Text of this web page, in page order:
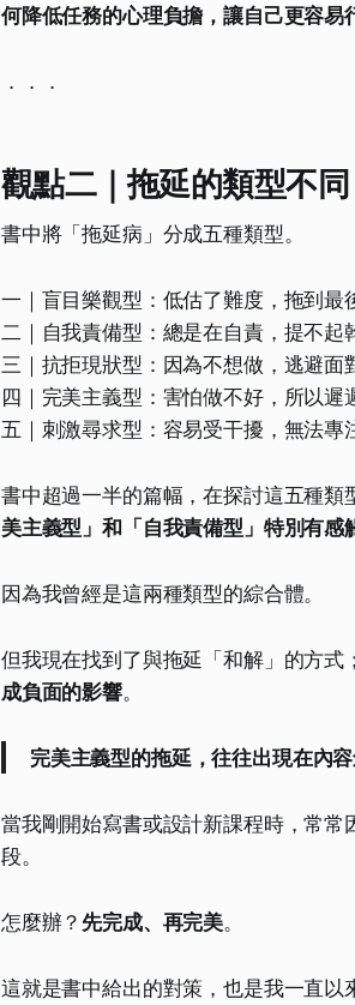
何降低任務的心理負擔，讓自己更容易
．．．
觀點二｜拖延的類型不
書中將「拖延病」分成五種類型。
一｜盲目樂觀型：低估了難度，拖到最
二｜自我責備型：總是在自責，提不起
三｜抗拒現狀型：因為不想做，逃避面
四｜完美主義型：害怕做不好，所以遲
五｜刺激尋求型：容易受干擾，無法專
書中超過一半的篇幅，在探討這五種
美主義型」和「自我責備型」特別有感
因為我曾經是這兩種類型的綜合體。
但我現在找到了與拖延「和解」的方式；
成負面的影響。
完美主義型的拖延，往往出現在內容
當我剛開始寫書或設計新課程時，常
段。
怎麼辦？ 先完成、再完美。
這就是書中給出的對策，也是我一直